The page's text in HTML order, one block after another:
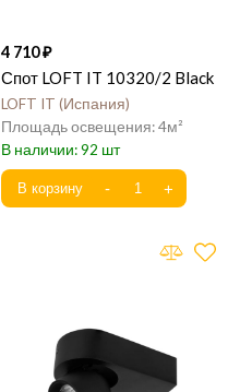
4 710
Спот LOFT IT 10320/2 Black
LOFT IT Испания
4
92